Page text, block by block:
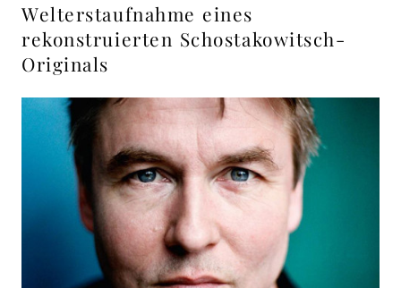
Esa-
Pekka
Salonen
Deutsche
Grammophon
Welterstaufnahme eines
rekonstruierten Schostakowitsch-
Originals